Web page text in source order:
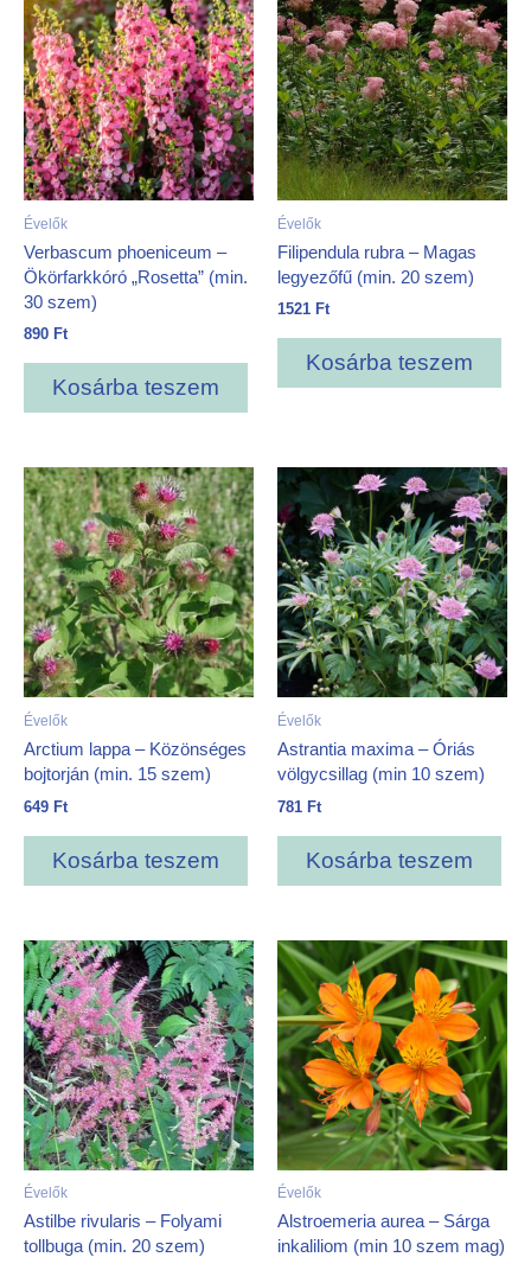
Évelők
Verbascum phoeniceum –
Ökörfarkkóró „Rosetta” (min.
30 szem)
890 Ft
Kosárba teszem
Évelők
Filipendula rubra – Magas
legyezőfű (min. 20 szem)
1521 Ft
Kosárba teszem
Évelők
Arctium lappa – Közönséges
bojtorján (min. 15 szem)
649 Ft
Kosárba teszem
Évelők
Astrantia maxima – Óriás
völgycsillag (min 10 szem)
781 Ft
Kosárba teszem
Évelők
Astilbe rivularis – Folyami
tollbuga (min. 20 szem)
Évelők
Alstroemeria aurea – Sárga
inkaliliom (min 10 szem mag)